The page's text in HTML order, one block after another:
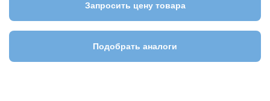
Запросить цену товара
Подобрать аналоги